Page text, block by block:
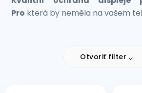
Pro která by neměla na vašem
Otvoriť filter